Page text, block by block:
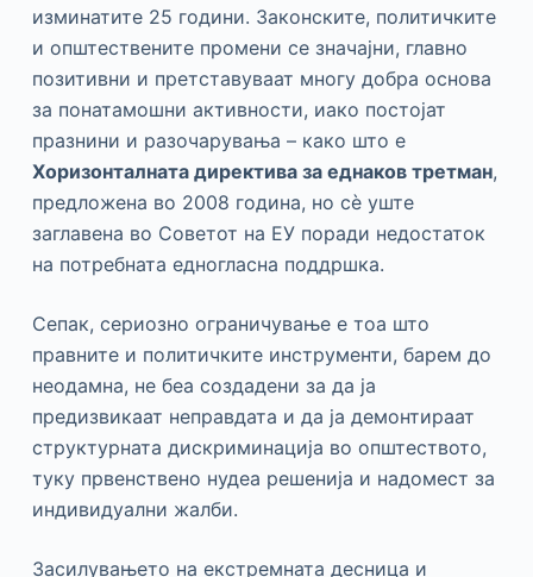
изминатите 25 години. Законските, политичките
и општествените промени се значајни, главно
позитивни и претставуваат многу добра основа
за понатамошни активности, иако постојат
празнини и разочарувања – како што е
Хоризонталната директива за еднаков третман,
предложена во 2008 година, но сè уште
заглавена во Советот на ЕУ поради недостаток
на потребната едногласна поддршка.
Сепак, сериозно ограничување е тоа што
правните и политичките инструменти, барем до
неодамна, не беа создадени за да ја
предизвикаат неправдата и да ја демонтираат
структурната дискриминација во општеството,
туку првенствено нудеа решенија и надомест за
индивидуални жалби.
Засилувањето на екстремната десница и